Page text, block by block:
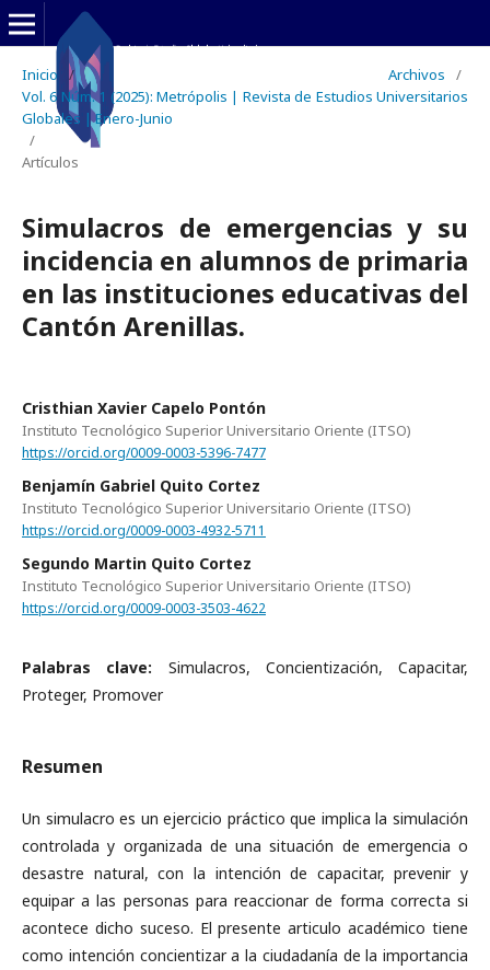
Inicio / Archivos
/
Vol. 6 Núm. 1 (2025): Metrópolis | Revista de Estudios Universitarios
Globales | Enero-Junio
/
Artículos
Simulacros de emergencias y su
incidencia en alumnos de primaria
en las instituciones educativas del
Cantón Arenillas.
Cristhian Xavier Capelo Pontón
Instituto Tecnológico Superior Universitario Oriente (ITSO)
https://orcid.org/0009-0003-5396-7477
Benjamín Gabriel Quito Cortez
Instituto Tecnológico Superior Universitario Oriente (ITSO)
https://orcid.org/0009-0003-4932-5711
Segundo Martin Quito Cortez
Instituto Tecnológico Superior Universitario Oriente (ITSO)
https://orcid.org/0009-0003-3503-4622
Palabras clave: Simulacros, Concientización, Capacitar,
Proteger, Promover
Resumen
Un simulacro es un ejercicio práctico que implica la simulación
controlada y organizada de una situación de emergencia o
desastre natural, con la intención de capacitar, prevenir y
equipar a las personas para reaccionar de forma correcta si
acontece dicho suceso. El presente articulo académico tiene
como intención concientizar a la ciudadanía de la importancia